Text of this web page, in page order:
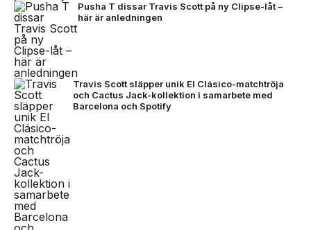
Pusha T dissar Travis Scott på ny Clipse-låt –
här är anledningen
Travis Scott släpper unik El Clásico-matchtröja
och Cactus Jack-kollektion i samarbete med
Barcelona och Spotify